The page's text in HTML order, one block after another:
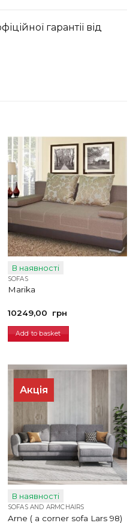
гарантії від
В наявності
SOFAS
Marika
10249,00 грн
Add to basket
Акція
В наявності
SOFAS AND ARMCHAIRS
Arne ( a corner sofa Lars 98)